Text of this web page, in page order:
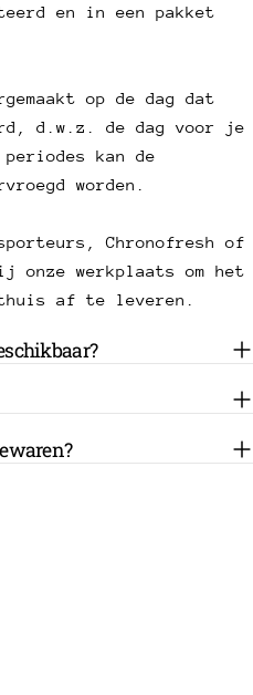
en in een pakket
op de dag dat
d.w.z. de dag voor je
kan de
worden.
Chronofresh of
onze werkplaats om het
af te leveren.